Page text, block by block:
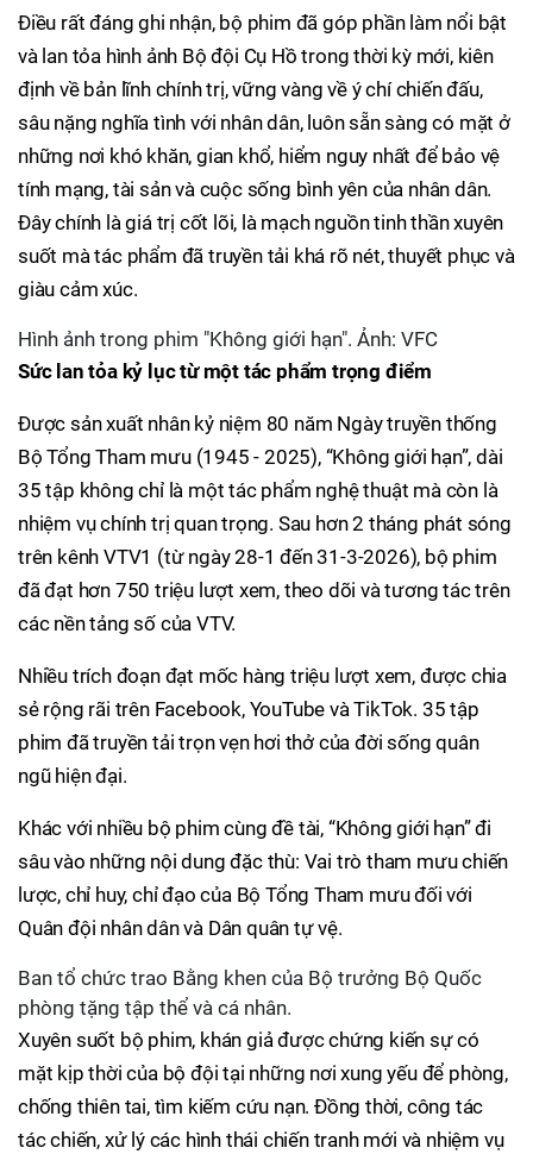
Điều rất đáng ghi nhận, bộ phim đã góp phần làm nổi bật
và lan tỏa hình ảnh Bộ đội Cụ Hồ trong thời kỳ mới, kiên
định về bản lĩnh chính trị, vững vàng về ý chí chiến đấu,
sâu nặng nghĩa tình với nhân dân, luôn sẵn sàng có mặt ở
những nơi khó khăn, gian khổ, hiểm nguy nhất để bảo vệ
tính mạng, tài sản và cuộc sống bình yên của nhân dân.
Đây chính là giá trị cốt lõi, là mạch nguồn tinh thần xuyên
suốt mà tác phẩm đã truyền tải khá rõ nét, thuyết phục và
giàu cảm xúc.
Hình ảnh trong phim "Không giới hạn". Ảnh: VFC
Sức lan tỏa kỷ lục từ một tác phẩm trọng điểm
Được sản xuất nhân kỷ niệm 80 năm Ngày truyền thống
Bộ Tổng Tham mưu (1945 - 2025), “Không giới hạn”, dài
35 tập không chỉ là một tác phẩm nghệ thuật mà còn là
nhiệm vụ chính trị quan trọng. Sau hơn 2 tháng phát sóng
trên kênh VTV1 (từ ngày 28-1 đến 31-3-2026), bộ phim
đã đạt hơn 750 triệu lượt xem, theo dõi và tương tác trên
các nền tảng số của VTV.
Nhiều trích đoạn đạt mốc hàng triệu lượt xem, được chia
sẻ rộng rãi trên Facebook, YouTube và TikTok. 35 tập
phim đã truyền tải trọn vẹn hơi thở của đời sống quân
ngũ hiện đại.
Khác với nhiều bộ phim cùng đề tài, “Không giới hạn” đi
sâu vào những nội dung đặc thù: Vai trò tham mưu chiến
lược, chỉ huy, chỉ đạo của Bộ Tổng Tham mưu đối với
Quân đội nhân dân và Dân quân tự vệ.
Ban tổ chức trao Bằng khen của Bộ trưởng Bộ Quốc
phòng tặng tập thể và cá nhân.
Xuyên suốt bộ phim, khán giả được chứng kiến sự có
mặt kịp thời của bộ đội tại những nơi xung yếu để phòng,
chống thiên tai, tìm kiếm cứu nạn. Đồng thời, công tác
tác chiến, xử lý các hình thái chiến tranh mới và nhiệm vụ